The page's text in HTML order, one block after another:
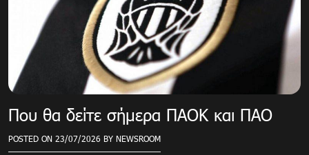
Που θα δείτε σήμερα ΠΑΟΚ και ΠΑΟ
POSTED ON 23/07/2026 BY NEWSROOM